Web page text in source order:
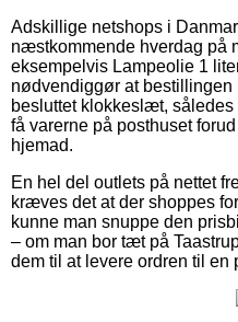
Adskillige netshops i
næstkommende hverdag på
eksempelvis Lampeolie 1
nødvendiggør at
besluttet klokkeslæt, således
få varerne på posthuset
hjemad.
En hel del outlets på nettet
kræves det at der shoppes
kunne man snuppe den
– om man bor tæt på
dem til at levere ordren til en